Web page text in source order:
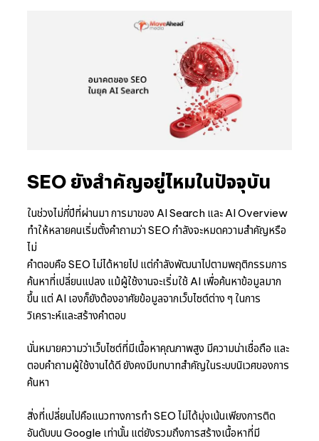
SEO ยังสำคัญอยู่ไหมในปัจจุบัน
ในช่วงไม่กี่ปีที่ผ่านมา การมาของ AI Search และ AI Overview
ทำให้หลายคนเริ่มตั้งคำถามว่า SEO กำลังจะหมดความสำคัญหรือ
ไม่
คำตอบคือ SEO ไม่ได้หายไป แต่กำลังพัฒนาไปตามพฤติกรรมการ
ค้นหาที่เปลี่ยนแปลง แม้ผู้ใช้งานจะเริ่มใช้ AI เพื่อค้นหาข้อมูลมาก
ขึ้น แต่ AI เองก็ยังต้องอาศัยข้อมูลจากเว็บไซต์ต่าง ๆ ในการ
วิเคราะห์และสร้างคำตอบ
นั่นหมายความว่าเว็บไซต์ที่มีเนื้อหาคุณภาพสูง มีความน่าเชื่อถือ และ
ตอบคำถามผู้ใช้งานได้ดี ยังคงมีบทบาทสำคัญในระบบนิเวศของการ
ค้นหา
สิ่งที่เปลี่ยนไปคือแนวทางการทำ SEO ไม่ได้มุ่งเน้นเพียงการติด
อันดับบน Google เท่านั้น แต่ยังรวมถึงการสร้างเนื้อหาที่มี